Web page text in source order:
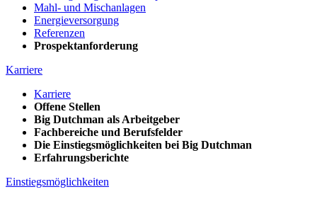
Mahl- und Mischanlagen
Energieversorgung
Referenzen
Prospektanforderung
Karriere
Karriere
Offene Stellen
Big Dutchman als Arbeitgeber
Fachbereiche und Berufsfelder
Die Einstiegsmöglichkeiten bei Big Dutchman
Erfahrungsberichte
Einstiegsmöglichkeiten